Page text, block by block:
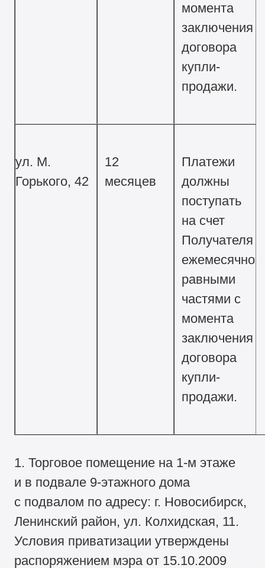
момента
заключения
договора
купли-
продажи.
ул. М.
Горького, 42
12
месяцев
Платежи
должны
поступать
на счет
Получателя
ежемесячно
равными
частями с
момента
заключения
договора
купли-
продажи.
1. Торговое помещение на 1-м этаже
и в подвале 9-этажного дома
с подвалом по адресу: г. Новосибирск,
Ленинский район, ул. Колхидская, 11.
Условия приватизации утверждены
распоряжением мэра от 15.10.2009